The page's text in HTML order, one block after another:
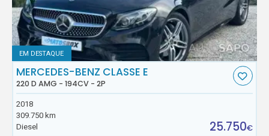
EM DESTAQUE
MERCEDES-BENZ CLASSE E
220 D AMG - 194CV - 2P
2018
309.750 km
Diesel
25.750€